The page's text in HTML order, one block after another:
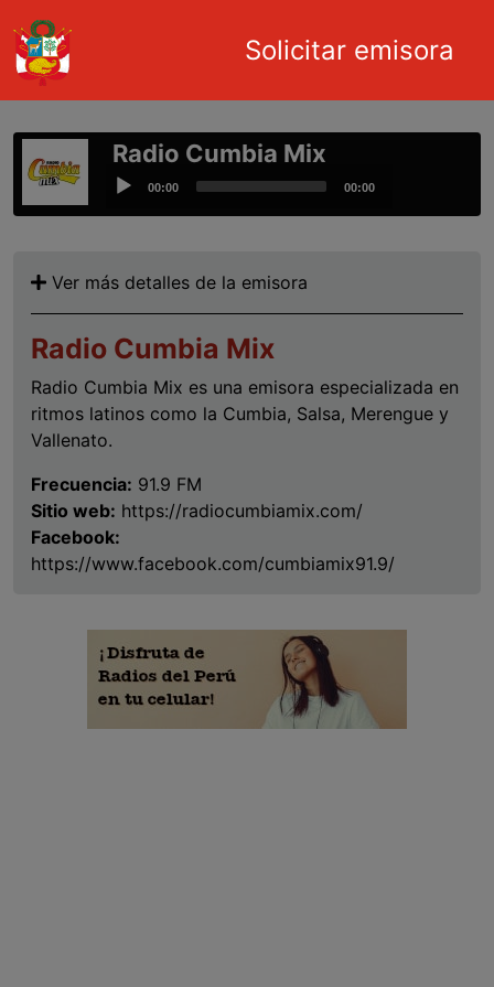
Pasar al contenido principal
Main navigation
Solicitar emisora
Radio Cumbia Mix
Audio00:00 00:00
Ver más detalles de la emisora
Radio Cumbia Mix
Radio Cumbia Mix es una emisora especializada en
ritmos latinos como la Cumbia, Salsa, Merengue y
Vallenato.
Frecuencia: 91.9 FM
Sitio web: https://radiocumbiamix.com/
Facebook:
https://www.facebook.com/cumbiamix91.9/